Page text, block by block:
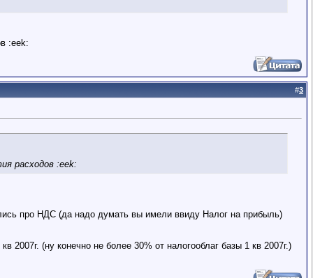
:eek:
#3
расходов :eek:
про НДС (да надо думать вы имели ввиду Налог на прибыль)
(ну конечно не более 30% от налогооблаг базы 1 кв 2007г.)